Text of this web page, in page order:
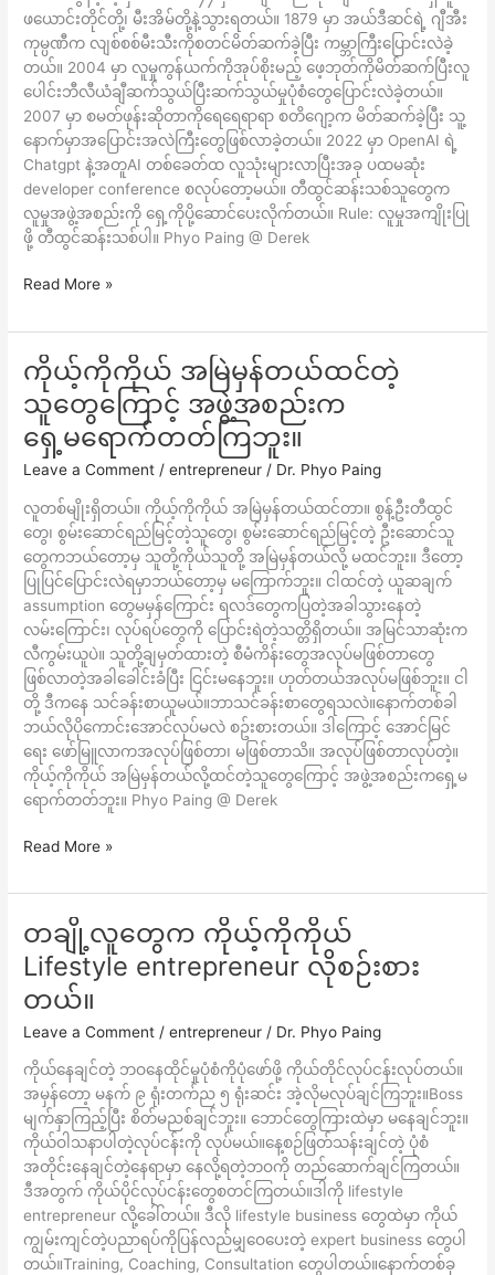
ဖယောင်းတိုင်တို့၊ မီးအိမ်တို့နဲ့သွားရတယ်။ 1879 မှာ အယ်ဒီဆင်ရဲ့ ဂျီအီး
ကုမ္ပဏီက လျစ်စစ်မီးသီးကိုစတင်မိတ်ဆက်ခဲ့ပြီး ကမ္ဘာကြီးပြောင်းလဲခဲ့
တယ်။ 2004 မှာ လူမှုကွန်ယက်ကိုအုပ်စိုးမည့် ဖေ့ဘုတ်ကိုမိတ်ဆက်ပြီးလူ
ပေါင်းဘီလီယံချီဆက်သွယ်ပြီးဆက်သွယ်မှုပုံစံတွေပြောင်းလဲခဲ့တယ်။
2007 မှာ စမတ်ဖုန်းဆိုတာကိုရေရေရာရာ စတိဂျော့က မိတ်ဆက်ခဲ့ပြီး သူ့
နောက်မှာအပြောင်းအလဲကြီးတွေဖြစ်လာခဲ့တယ်။ 2022 မှာ OpenAI ရဲ့
Chatgpt နဲ့အတူAI တစ်ခေတ်ထ လူသုံးများလာပြီးအခု ပထမဆုံး
developer conference စလုပ်တော့မယ်။ တီထွင်ဆန်းသစ်သူတွေက
လူမှုအဖွဲ့အစည်းကို ရှေ့ကိုပို့ဆောင်ပေးလိုက်တယ်။ Rule: လူမှုအကျိုးပြု
ဖို့ တီထွင်ဆန်းသစ်ပါ။ Phyo Paing @ Derek
ရှေ့
ကို
ပို့ဆောင်
ပေးလိုက်
တယ်။
Read More »
ကိုယ့်ကိုကိုယ် အမြဲမှန်တယ်ထင်တဲ့
သူတွေကြောင့် အဖွဲ့အစည်းက
ရှေ့မရောက်တတ်ကြဘူး။
Leave a Comment /entrepreneur / Dr. Phyo Paing
လူတစ်မျိုးရှိတယ်။ ကိုယ့်ကိုကိုယ် အမြဲမှန်တယ်ထင်တာ။ စွန့်ဦးတီထွင်
တွေ၊ စွမ်းဆောင်ရည်မြင့်တဲ့သူတွေ၊ စွမ်းဆောင်ရည်မြင့်တဲ့ ဦးဆောင်သူ
တွေကဘယ်တော့မှ သူတို့ကိုယ်သူတို့ အမြဲမှန်တယ်လို့ မထင်ဘူး။ ဒီတော့
ပြုပြင်ပြောင်းလဲရမှာဘယ်တော့မှ မကြောက်ဘူး။ ငါထင်တဲ့ ယူဆချက်
assumption တွေမမှန်ကြောင်း ရလဒ်တွေကပြတဲ့အခါသွားနေတဲ့
လမ်းကြောင်း၊ လုပ်ရပ်တွေကို ပြောင်းရဲတဲ့သတ္တိရှိတယ်။ အမြင်သာဆုံးက
လီကွမ်းယူပဲ။ သူတို့ချမှတ်ထားတဲ့ စီမံကိန်းတွေအလုပ်မဖြစ်တာတွေ
ဖြစ်လာတဲ့အခါခေါင်းခံပြီး ငြင်းမနေဘူး။ ဟုတ်တယ်အလုပ်မဖြစ်ဘူး။ ငါ
တို့ ဒီကနေ သင်ခန်းစာယူမယ်။ဘာသင်ခန်းစာတွေရသလဲ။နောက်တစ်ခါ
ဘယ်လိုပိုကောင်းအောင်လုပ်မလဲ စဥ်းစားတယ်။ ဒါကြောင့် အောင်မြင်
ရေး ဖော်မြူလာကအလုပ်ဖြစ်တာ၊ မဖြစ်တာသိ။ အလုပ်ဖြစ်တာလုပ်တဲ့။
ကိုယ့်ကိုကိုယ် အမြဲမှန်တယ်လို့ထင်တဲ့သူတွေကြောင့် အဖွဲ့အစည်းကရှေ့မ
ရောက်တတ်ဘူး။ Phyo Paing @ Derek
ကို
ကို
ကိုယ်
အ
မှန်
တယ်
ထင်
တဲ့
သူ
တွေ
ကြော
င့်
အဖွဲ့
အစည်း
က
ရှေ့
မ
တတ်
Read More »
တချို့လူတွေက ကိုယ့်ကိုကိုယ်
Lifestyle entrepreneur လိုစဉ်းစား
တယ်။
Leave a Comment /entrepreneur / Dr. Phyo Paing
ကိုယ်နေချင်တဲ့ ဘဝနေထိုင်မှုပုံစံကိုပုံဖော်ဖို့ ကိုယ်တိုင်လုပ်ငန်းလုပ်တယ်။
အမှန်တော့ မနက် ၉ ရုံးတက်ည ၅ ရုံးဆင်း အဲ့လိုမလုပ်ချင်ကြဘူး။Boss
မျက်နှာကြည့်ပြီး စိတ်မညစ်ချင်ဘူး။ ဘောင်တွေကြားထဲမှာ မနေချင်ဘူး။
ကိုယ်ဝါသနာပါတဲ့လုပ်ငန်းကို လုပ်မယ်။နေ့စဉ်ဖြတ်သန်းချင်တဲ့ ပုံစံ
အတိုင်းနေချင်တဲ့နေရာမှာ နေလို့ရတဲ့ဘဝကို တည်ဆောက်ချင်ကြတယ်။
ဒီအတွက် ကိုယ်ပိုင်လုပ်ငန်းတွေစတင်ကြတယ်။ဒါကို lifestyle
entrepreneur လို့ခေါ်တယ်။ ဒီလို lifestyle business တွေထဲမှာ ကိုယ်
ကျွမ်းကျင်တဲ့ပညာရပ်ကိုပြန်လည်မျှဝေပေးတဲ့ expert business တွေပါ
တယ်။Training, Coaching, Consultation တွေပါတယ်။နောက်တစ်ခု
တချို့
လူ
တွေ
က
ကို
ကို
ကိုယ်
Lifestyle
entrepreneur
လို
စဉ်းစား
တယ်။